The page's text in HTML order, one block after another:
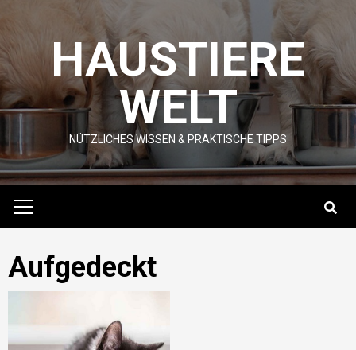
content HAUSTIERE
WELT
NÜTZLICHES WISSEN & PRAKTISCHE TIPPS
Menu
Aufgedeckt